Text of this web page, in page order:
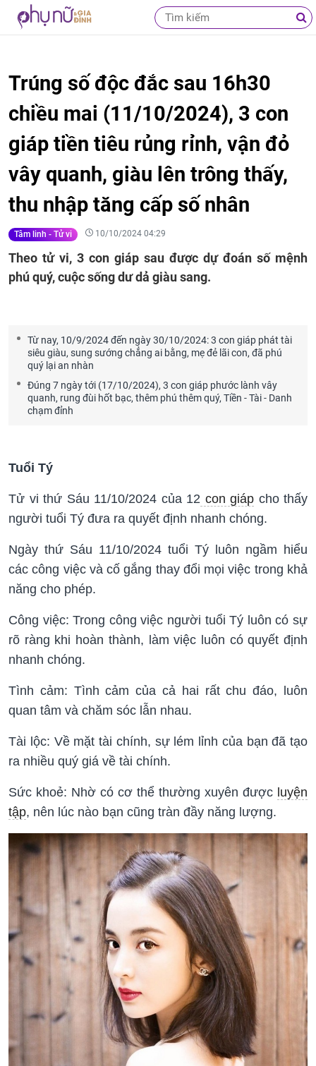
Trúng số độc đắc sau 16h30
chiều mai (11/10/2024), 3 con
giáp tiền tiêu rủng rỉnh, vận đỏ
vây quanh, giàu lên trông thấy,
thu nhập tăng cấp số nhân
Tâm linh - Tử vi 10/10/2024 04:29
Theo tử vi, 3 con giáp sau được dự đoán số mệnh
phú quý, cuộc sống dư dả giàu sang.
Từ nay, 10/9/2024 đến ngày 30/10/2024: 3 con giáp phát tài
siêu giàu, sung sướng chẳng ai bằng, mẹ đẻ lãi con, đã phú
quý lại an nhàn
Đúng 7 ngày tới (17/10/2024), 3 con giáp phước lành vây
quanh, rung đùi hốt bạc, thêm phú thêm quý, Tiền - Tài - Danh
chạm đỉnh
Tuổi Tý
Tử vi thứ Sáu 11/10/2024 của 12 con giáp cho thấy
người tuổi Tý đưa ra quyết định nhanh chóng.
Ngày thứ Sáu 11/10/2024 tuổi Tý luôn ngầm hiểu
các công việc và cố gắng thay đổi mọi việc trong khả
năng cho phép.
Công việc: Trong công việc người tuổi Tý luôn có sự
rõ ràng khi hoàn thành, làm việc luôn có quyết định
nhanh chóng.
Tình cảm: Tình cảm của cả hai rất chu đáo, luôn
quan tâm và chăm sóc lẫn nhau.
Tài lộc: Về mặt tài chính, sự lém lỉnh của bạn đã tạo
ra nhiều quý giá về tài chính.
Sức khoẻ: Nhờ có cơ thể thường xuyên được luyện
tập, nên lúc nào bạn cũng tràn đầy năng lượng.